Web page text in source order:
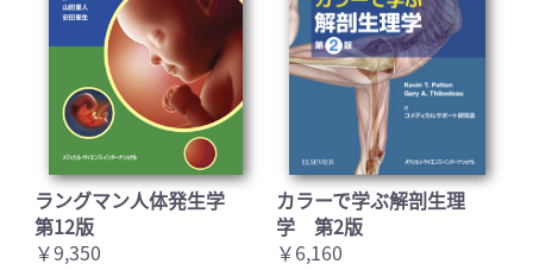
ラングマン人体発生学
第12版
￥9,350
カラーで学ぶ解剖生理
学 第2版
￥6,160